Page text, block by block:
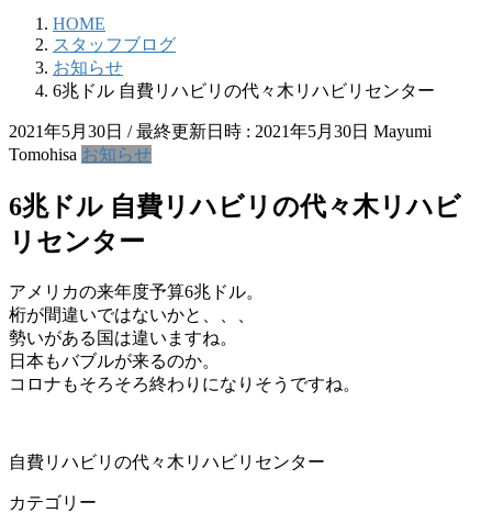
HOME
スタッフブログ
お知らせ
6兆ドル 自費リハビリの代々木リハビリセンター
2021年5月30日 / 最終更新日時 : 2021年5月30日 Mayumi
Tomohisa お知らせ
6兆ドル 自費リハビリの代々木リハビ
リセンター
アメリカの来年度予算6兆ドル。
桁が間違いではないかと、、、
勢いがある国は違いますね。
日本もバブルが来るのか。
コロナもそろそろ終わりになりそうですね。
自費リハビリの代々木リハビリセンター
カテゴリー